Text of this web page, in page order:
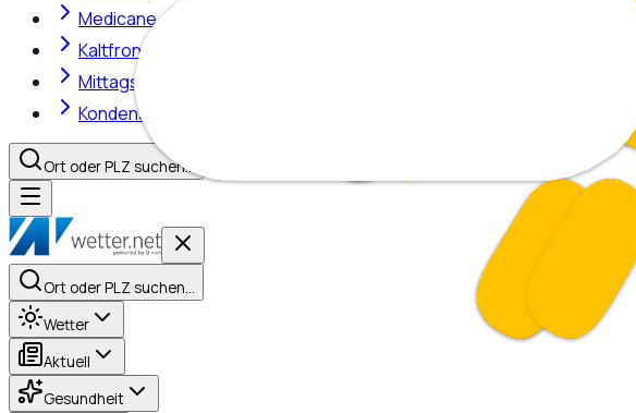
Medicane
Kaltfront
Mittagshitze
Kondensstreifen
Ort oder PLZ suchen…
Ort oder PLZ suchen…
Wetter
Aktuell
Gesundheit